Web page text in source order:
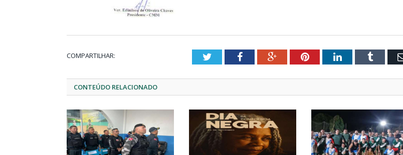
COMPARTILHAR: TwitterFacebookGoogle+PinterestLinkedInTumblr
CONTEÚDO RELACIONADO